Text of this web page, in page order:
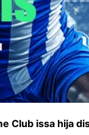
Club issa hija